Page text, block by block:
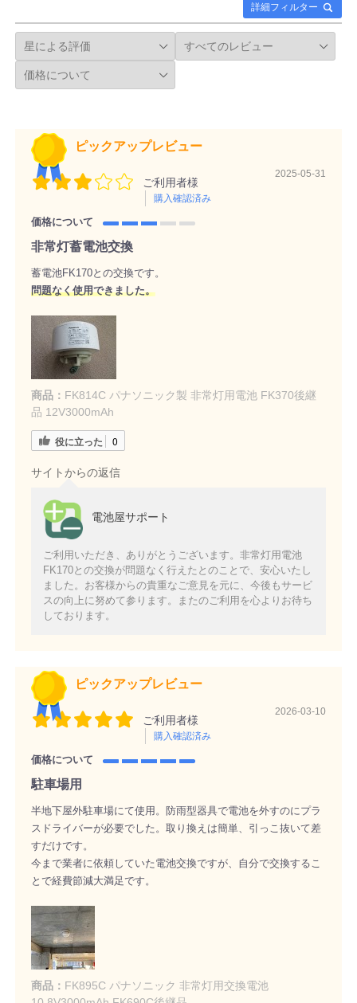
詳細フィルター
ピックアップレビュー
ご利用者様
購入確認済み
2025-05-31
価格について
非常灯蓄電池交換
蓄電池FK170との交換です。
問題なく使用できました。
商品： FK814C パナソニック製 非常灯用電池 FK370後継
品 12V3000mAh
役に立った 0
サイトからの返信
電池屋サポート
ご利用いただき、ありがとうございます。非常灯用電池
FK170との交換が問題なく行えたとのことで、安心いたし
ました。お客様からの貴重なご意見を元に、今後もサービ
スの向上に努めて参ります。またのご利用を心よりお待ち
しております。
ピックアップレビュー
ご利用者様
購入確認済み
2026-03-10
価格について
駐車場用
半地下屋外駐車場にて使用。防雨型器具で電池を外すのにプラ
スドライバーが必要でした。取り換えは簡単、引っこ抜いて差
すだけです。
今まで業者に依頼していた電池交換ですが、自分で交換するこ
とで経費節減大満足です。
商品： FK895C パナソニック 非常灯用交換電池